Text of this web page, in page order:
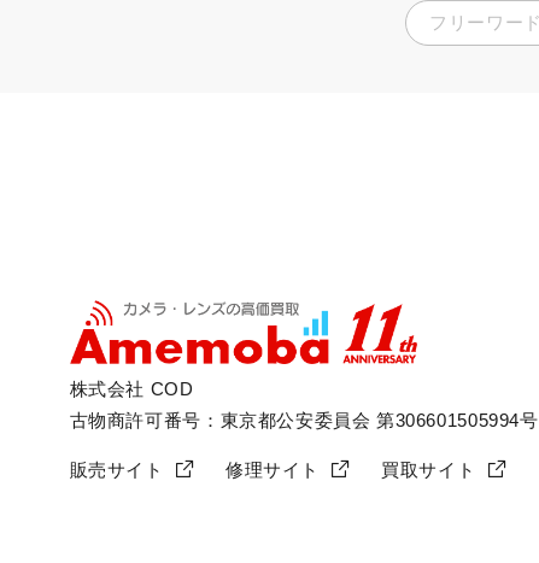
株式会社 COD
古物商許可番号：東京都公安委員会 第306601505994号
販売サイト 修理サイト 買取サイト